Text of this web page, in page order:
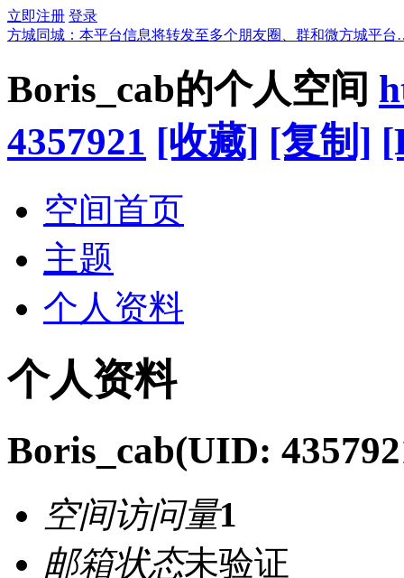
立即注册 登录
方城同城：本平台信息将转发至多个朋友圈、群和微方城平
Boris_cab的个人空间
4357921 [收藏] [复制]
空间首页
主题
个人资料
个人资料
Boris_cab(UID:
空间访问量1
邮箱状态未验证